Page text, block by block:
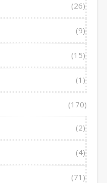
(26)
(9)
(15)
(1)
(170)
(2)
(4)
(71)